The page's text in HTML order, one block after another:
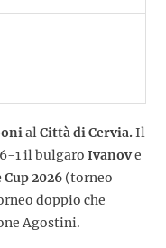
alCittà di Cervia.Il
1 il bulgaro Ivanove
Cup 2026 (torneo
doppio che
Agostini.